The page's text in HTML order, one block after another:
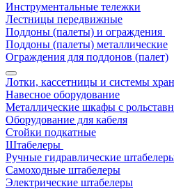
Инструментальные тележки
Лестницы передвижные
Поддоны (палеты) и ограждения
Поддоны (палеты) металлические
Ограждения для поддонов (палет)
Лотки, кассетницы и системы
Навесное оборудование
Металлические шкафы с
Оборудование для кабеля
Стойки подкатные
Штабелеры
Ручные гидравлические
Самоходные штабелеры
Электрические штабелеры